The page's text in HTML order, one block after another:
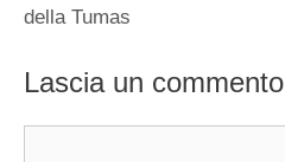
della Tumas
Lascia un commento